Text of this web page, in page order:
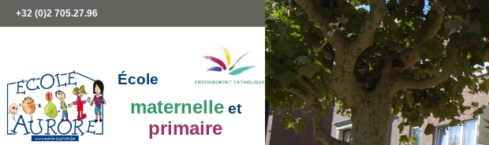
+32 (0)2 705.27.96
École
maternelle et
primaire